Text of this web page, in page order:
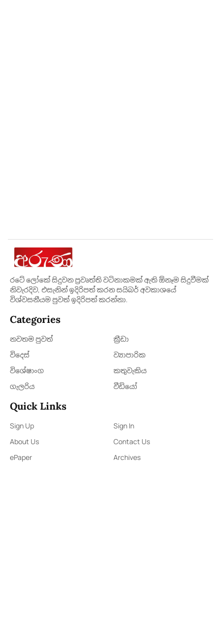
රටේ ලෝකේ සිදුවන ප්‍රවෘත්ති වටිනාකමක් ඇති ඕනෑම සිදුවීමක්
නිවැරදිව, එසැනින් ඉදිරිපත් කරන සයිබර් අවකාශයේ
විශ්වසනීයම පුවත් ඉදිරිපත් කරන්නා.
Categories
නවතම පුවත්
ක්‍රී​ඩා
විදෙස්
ව්‍යාපාරික
විශේෂාංග
කතුවැකිය
ගැලරිය
වීඩියෝ
Quick Links
Sign Up
Sign In
About Us
Contact Us
ePaper
Archives